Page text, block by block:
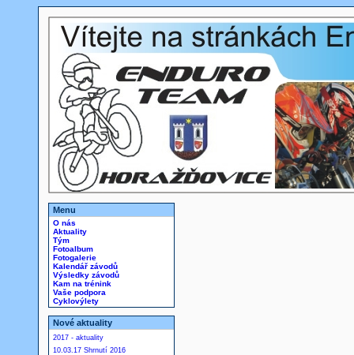
Menu
O nás
Aktuality
Tým
Fotoalbum
Fotogalerie
Kalendář závodů
Výsledky závodů
Kam na trénink
Vaše podpora
Cyklovýlety
Nové aktuality
2017 - aktuality
10.03.17 Shrnutí 2016